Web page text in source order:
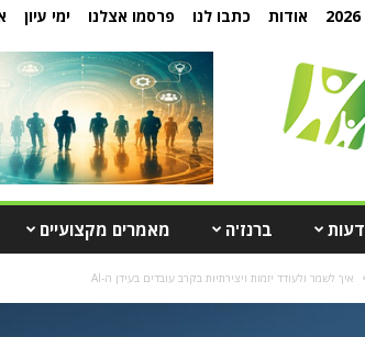
אודות כתבו לנו פרסמו אצלנו ימי עיון
דעות ברנז'ה מאמרים מקצועיים
איך לשמר ולעודד יזמות ויצירתיות בקרב עובדים בעידן ה-AI